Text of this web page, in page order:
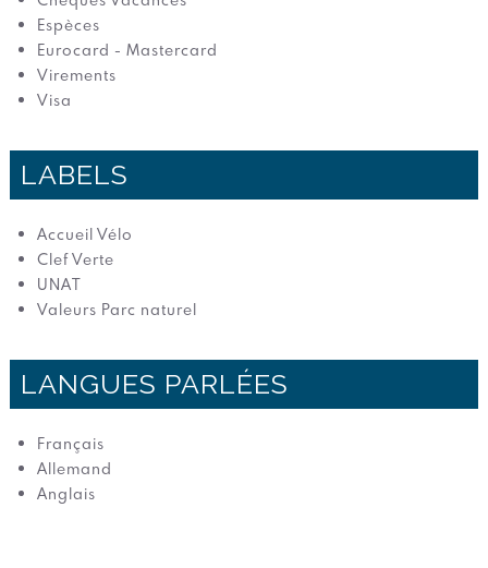
Espèces
Eurocard - Mastercard
Virements
Visa
LABELS
Accueil Vélo
Clef Verte
UNAT
Valeurs Parc naturel
LANGUES PARLÉES
Français
Allemand
Anglais